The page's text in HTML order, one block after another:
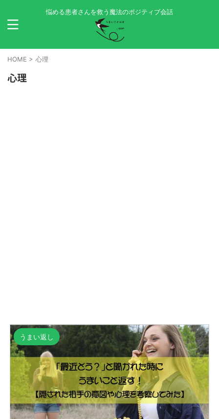
悩める患者さんを救う魔法のポジティブ会話
HOME > 心理
心理
うまい返し